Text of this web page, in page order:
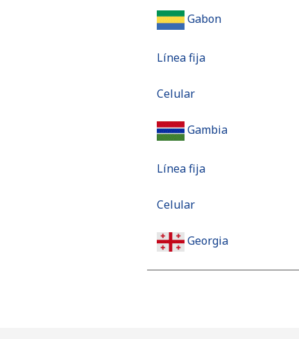
Gabon
Línea fija
Celular
Gambia
Línea fija
Celular
Georgia